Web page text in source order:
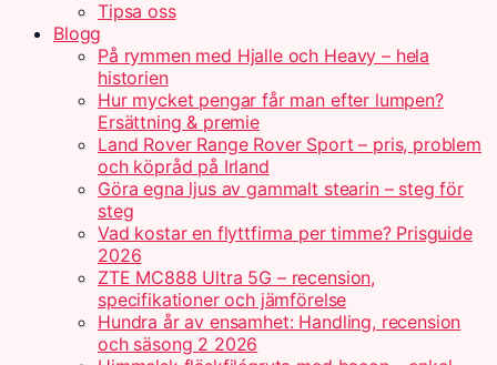
Tipsa oss
Blogg
På rymmen med Hjalle och Heavy – hela
historien
Hur mycket pengar får man efter lumpen?
Ersättning & premie
Land Rover Range Rover Sport – pris, problem
och köpråd på Irland
Göra egna ljus av gammalt stearin – steg för
steg
Vad kostar en flyttfirma per timme? Prisguide
2026
ZTE MC888 Ultra 5G – recension,
specifikationer och jämförelse
Hundra år av ensamhet: Handling, recension
och säsong 2 2026